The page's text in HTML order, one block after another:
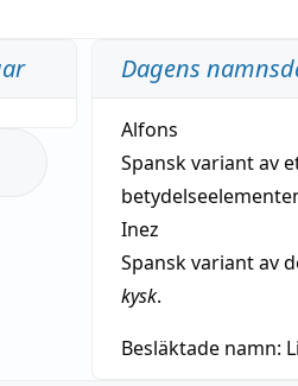
Dagens
Alfons
Spansk variant av
Inez
Spansk variant av
kysk.
Besläktade namn: